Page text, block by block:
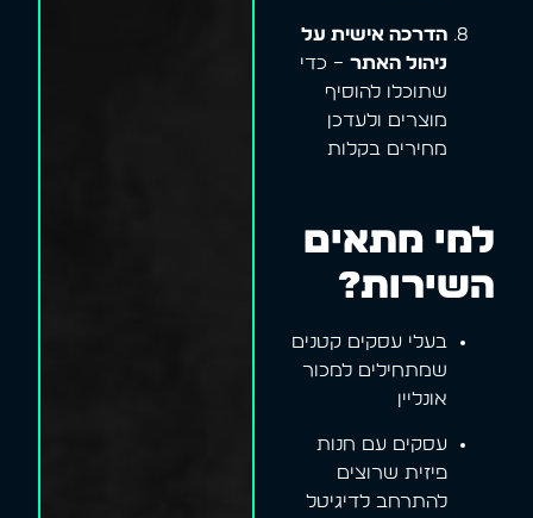
הדרכה אישית על
ניהול האתר – כדי
שתוכלו להוסיף
מוצרים ולעדכן
מחירים בקלות
למי מתאים
השירות?
בעלי עסקים קטנים
שמתחילים למכור
אונליין
עסקים עם חנות
פיזית שרוצים
להתרחב לדיגיטל